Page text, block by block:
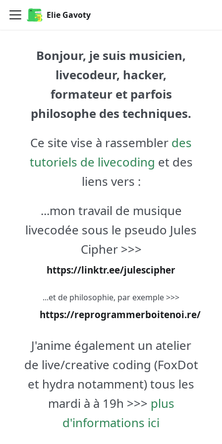
Elie Gavoty
Bonjour, je suis musicien,
livecodeur, hacker,
formateur et parfois
philosophe des techniques.
Ce site vise à rassembler des
tutoriels de livecoding et des
liens vers :
...mon travail de musique
livecodée sous le pseudo Jules
Cipher >>>
https://linktr.ee/julescipher
...et de philosophie, par exemple >>>
https://reprogrammerboitenoi.re/
J'anime également un atelier
de live/creative coding (FoxDot
et hydra notamment) tous les
mardi à à 19h >>> plus
d'informations ici